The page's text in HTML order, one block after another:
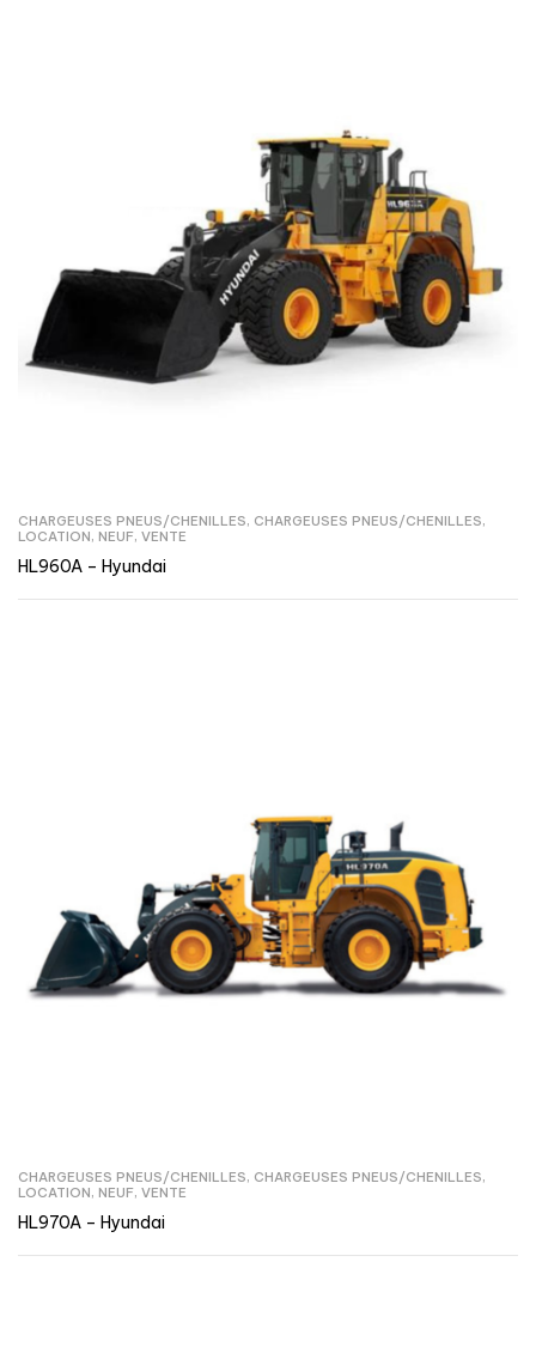
CHARGEUSES PNEUS/CHENILLES, CHARGEUSES PNEUS/CHENILLES,
LOCATION, NEUF, VENTE
HL960A – Hyundai
CHARGEUSES PNEUS/CHENILLES, CHARGEUSES PNEUS/CHENILLES,
LOCATION, NEUF, VENTE
HL970A – Hyundai